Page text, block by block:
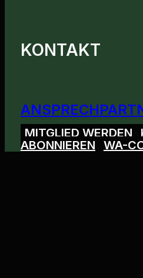
KONTAKT
MITGLIED WERDEN
ABONNIEREN
WA-